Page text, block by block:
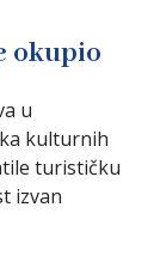
okupio
u
kulturnih
turističku
izvan